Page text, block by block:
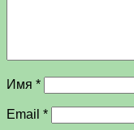
Имя *
Email *